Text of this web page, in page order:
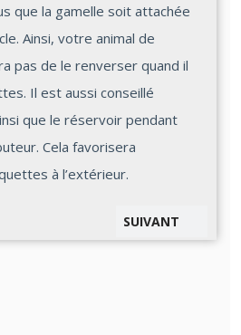
que la gamelle soit attachée
Ainsi, votre animal de
pas de le renverser quand il
Il est aussi conseillé
que le réservoir pendant
Cela favorisera
à l’extérieur.
SUIVANT